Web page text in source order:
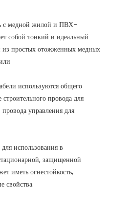
с медной жилой и ПВХ-
собой тонкий и идеальный
из простых отожженных медных
используются общего
строительного провода для
управления для
использования в
защищенной
иметь огнестойкость,